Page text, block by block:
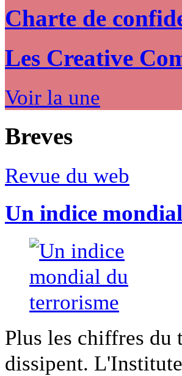
Charte de
Les Creative
Voir la une
Breves
Revue du web
Un indice
Plus les chiffres du
dissipent.